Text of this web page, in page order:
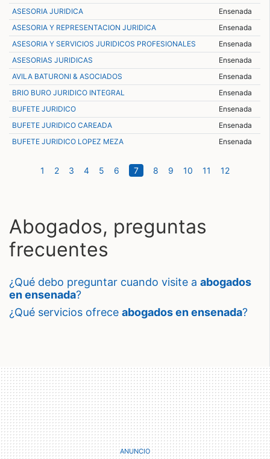
ASESORIA JURIDICA
Ensenada
ASESORIA Y REPRESENTACION JURIDICA
Ensenada
ASESORIA Y SERVICIOS JURIDICOS PROFESIONALES
Ensenada
ASESORIAS JURIDICAS
Ensenada
AVILA BATURONI & ASOCIADOS
Ensenada
BRIO BURO JURIDICO INTEGRAL
Ensenada
BUFETE JURIDICO
Ensenada
BUFETE JURIDICO CAREADA
Ensenada
BUFETE JURIDICO LOPEZ MEZA
Ensenada
1 2 3 4 5 6 7(current)
8 9 10 11 12
Abogados, preguntas
frecuentes
¿qué debo preguntar cuando visite a abogados
en ensenada?
¿qué servicios ofrece abogados en ensenada?